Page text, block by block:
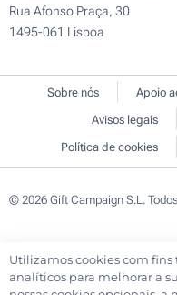
Rua Afonso Praça, 30
1495-061 Lisboa
Sobre nós Apoio
Avisos legais
Política de cookies
© 2026 Gift Campaign S.L.
Utilizamos cookies com
analíticos para melhorar a